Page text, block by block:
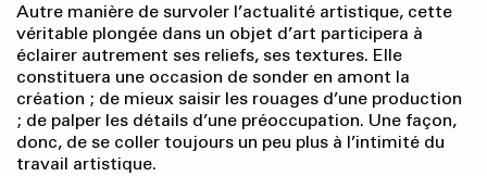
Autre manière de survoler l’actualité artistique, cette
véritable plongée dans un objet d’art participera à
éclairer autrement ses reliefs, ses textures. Elle
constituera une occasion de sonder en amont la
création ; de mieux saisir les rouages d’une production
; de palper les détails d’une préoccupation. Une façon,
donc, de se coller toujours un peu plus à l’intimité du
travail artistique.